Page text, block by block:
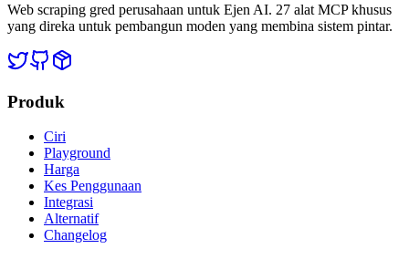
Web scraping gred perusahaan untuk Ejen AI. 27 alat MCP khusus
yang direka untuk pembangun moden yang membina sistem pintar.
Produk
Ciri
Playground
Harga
Kes Penggunaan
Integrasi
Alternatif
Changelog